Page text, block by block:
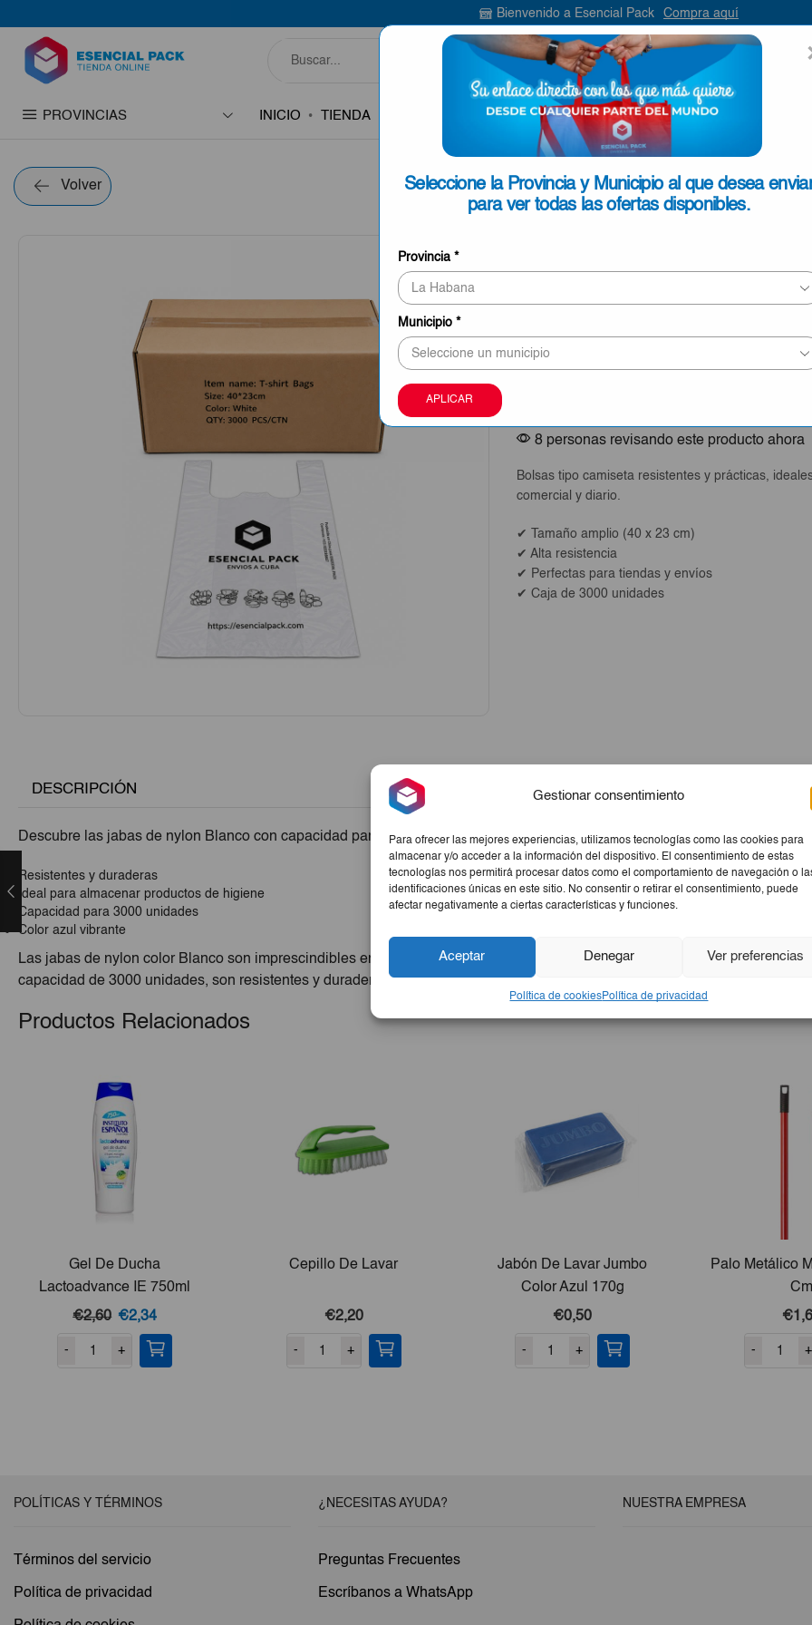
Gestionar consentimiento
Para ofrecer las mejores experiencias, utilizamos tecnologías como las cookies para
almacenar y/o acceder a la información del dispositivo. El consentimiento de estas
tecnologías nos permitirá procesar datos como el comportamiento de navegación o
identificaciones únicas en este sitio. No consentir o retirar el consentimiento, puede
afectar negativamente a ciertas características y funciones.
Aceptar Denegar Ver preferencias
Política de cookiesPolítica de privacidad
Seleccione la Provincia y Municipio al que desea
para ver todas las ofertas disponibles.
Provincia *
Municipio *
APLICAR
Bienvenido a Esencial Pack Compra aquí
SEARCH
INPUT
PROVINCIAS INICIO TIENDA
Volver
Jabas de Nylon Color Blanco
€27,50
Jabas
Nylon
Color
8 personas revisando este producto ahora
Bolsas tipo camiseta resistentes y prácticas,
comercial y diario.
✔ Tamaño amplio (40 x 23 cm)
✔ Alta resistencia
✔ Perfectas para tiendas y envíos
✔ Caja de 3000 unidades
DESCRIPCIÓN
Descubre las jabas de nylon Blanco con capacidad para 3000 unidades. Perfectas para mantener la limpieza en el hogar.
Resistentes y duraderas
Ideal para almacenar productos de higiene
Capacidad para 3000 unidades
Color azul vibrante
Las jabas de nylon color Blanco son imprescindibles en el hogar para organizar y almacenar productos de aseo e higiene.
capacidad de 3000 unidades, son resistentes y duraderas. Su color Blanco vibrante las hace fáciles de identificar.
Productos Relacionados
Gel De Ducha
Lactoadvance IE 750ml
€2,60 El
precio
original
€2,34El
precio
actual
- +
Cepillo De Lavar
€2,20
- +
Jabón De Lavar Jumbo
Color Azul 170g
€0,50
- +
Palo Metálico
Cm
- +
POLÍTICAS Y TÉRMINOS
Términos del servicio
Política de privacidad
¿NECESITAS AYUDA?
Preguntas Frecuentes
Escríbanos a WhatsApp
NUESTRA EMPRESA